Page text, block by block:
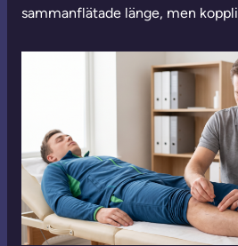
sammanflätade länge, men